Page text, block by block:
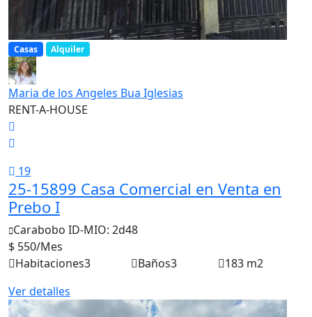
Casas Alquiler
Maria de los Angeles Bua Iglesias
RENT-A-HOUSE
19
25-15899 Casa Comercial en Venta en
Prebo I
Carabobo ID-MIO: 2d48
$ 550/Mes
Habitaciones3 Baños3
183 m2
Ver detalles